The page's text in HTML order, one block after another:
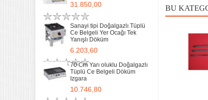
Sanayi Tip Yonca Waffle
Makinası Değişir Plaka Çap
17,5
11.897,78
31.850,00
Sanayi tipi Doğalgazlı Tüplü
Ce Belgeli Yer Ocağı Tek
Yanışlı Döküm
6.203,60
70 Cm Yarı oluklu Doğalgazlı
Tüplü Ce Belgeli Döküm
Izgara
10.746,80
BU